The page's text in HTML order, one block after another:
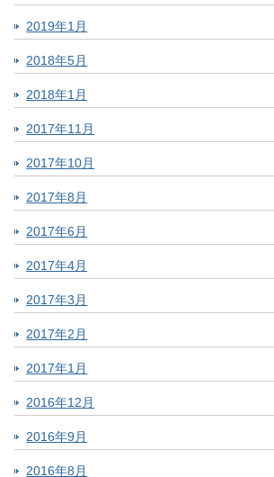
2019年1月
2018年5月
2018年1月
2017年11月
2017年10月
2017年8月
2017年6月
2017年4月
2017年3月
2017年2月
2017年1月
2016年12月
2016年9月
2016年8月